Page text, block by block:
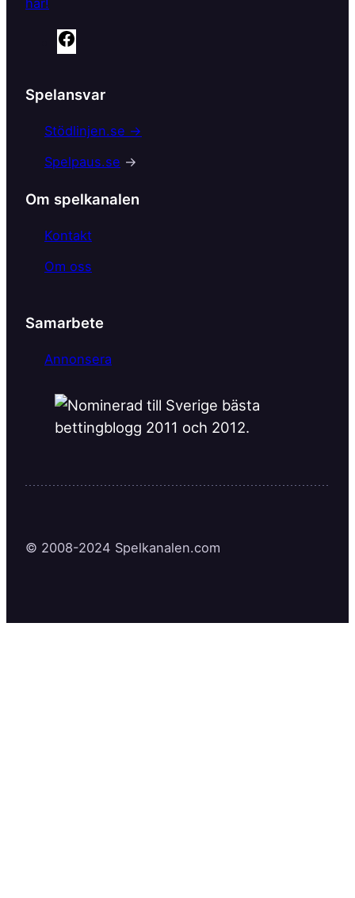
här!
e
b
o
k
Spelansvar
Stödlinjen.se →
Spelpaus.se →
Om spelkanalen
Kontakt
Om oss
Samarbete
Annonsera
© 2008-2024 Spelkanalen.com